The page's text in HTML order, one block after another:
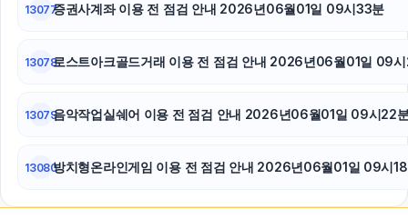
13077증권사계좌 이용 전 점검 안내 2026년06월01일 09시33분
13078로스트아크골드거래 이용 전 점검 안내 2026년06월01일 09
13079음악작업실쉐어 이용 전 점검 안내 2026년06월01일 09시22
13080방치형온라인게임 이용 전 점검 안내 2026년06월01일 09시